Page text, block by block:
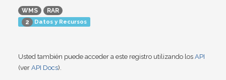
WMS
RAR
2 Datos y Recursos
Usted también puede acceder a este registro utilizando los API
(ver API Docs).